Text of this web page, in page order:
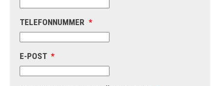
TELEFONNUMMER *
E-POST *